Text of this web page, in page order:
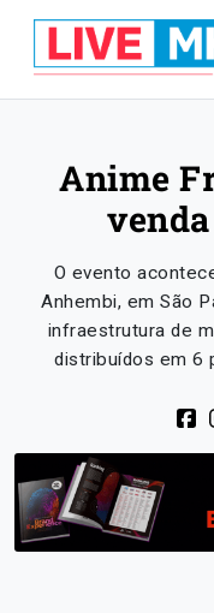
Anime
O evento
Anhembi, em São
infraestrutura de
distribuídos em 6